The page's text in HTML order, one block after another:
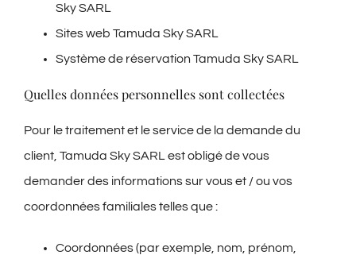
Sky SARL
Sites web Tamuda Sky SARL
Système de réservation Tamuda Sky SARL
Quelles données personnelles sont collectées
Pour le traitement et le service de la demande du
client, Tamuda Sky SARL est obligé de vous
demander des informations sur vous et / ou vos
coordonnées familiales telles que :
Coordonnées (par exemple, nom, prénom,